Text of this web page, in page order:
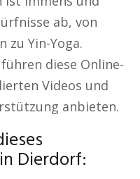
ab, von
zu Yin-Yoga.
diese Online-
Videos und
anbieten.
Dierdorf: